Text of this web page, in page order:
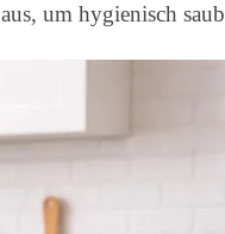
um hygienisch